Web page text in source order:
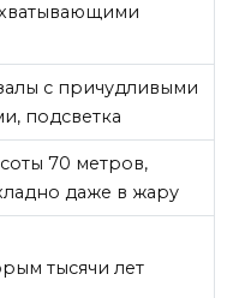
с причудливыми
подсветка
70 метров,
даже в жару
тысячи лет